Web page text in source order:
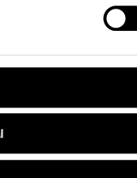
historiska museer.